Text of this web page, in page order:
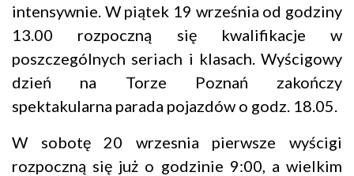
intensywnie. W piątek 19 września od godziny
13.00 rozpoczną się kwalifikacje w
poszczególnych seriach i klasach. Wyścigowy
dzień na Torze Poznań zakończy
spektakularna parada pojazdów o godz. 18.05.
W sobotę 20 wrzesnia pierwsze wyścigi
rozpoczną się już o godzinie 9:00, a wielkim